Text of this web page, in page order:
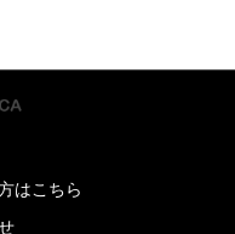
はこちら